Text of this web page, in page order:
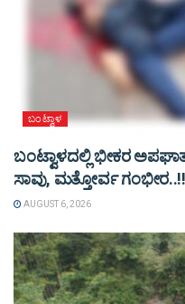
ಬಂಟ್ವಾಳ
ಬಂಟ್ವಾಳದಲ್ಲಿ ಭೀಕರ
ಸಾವು, ಮತ್ತೋರ್ವ ಗಂಭೀರ..!!
AUGUST 6, 2026